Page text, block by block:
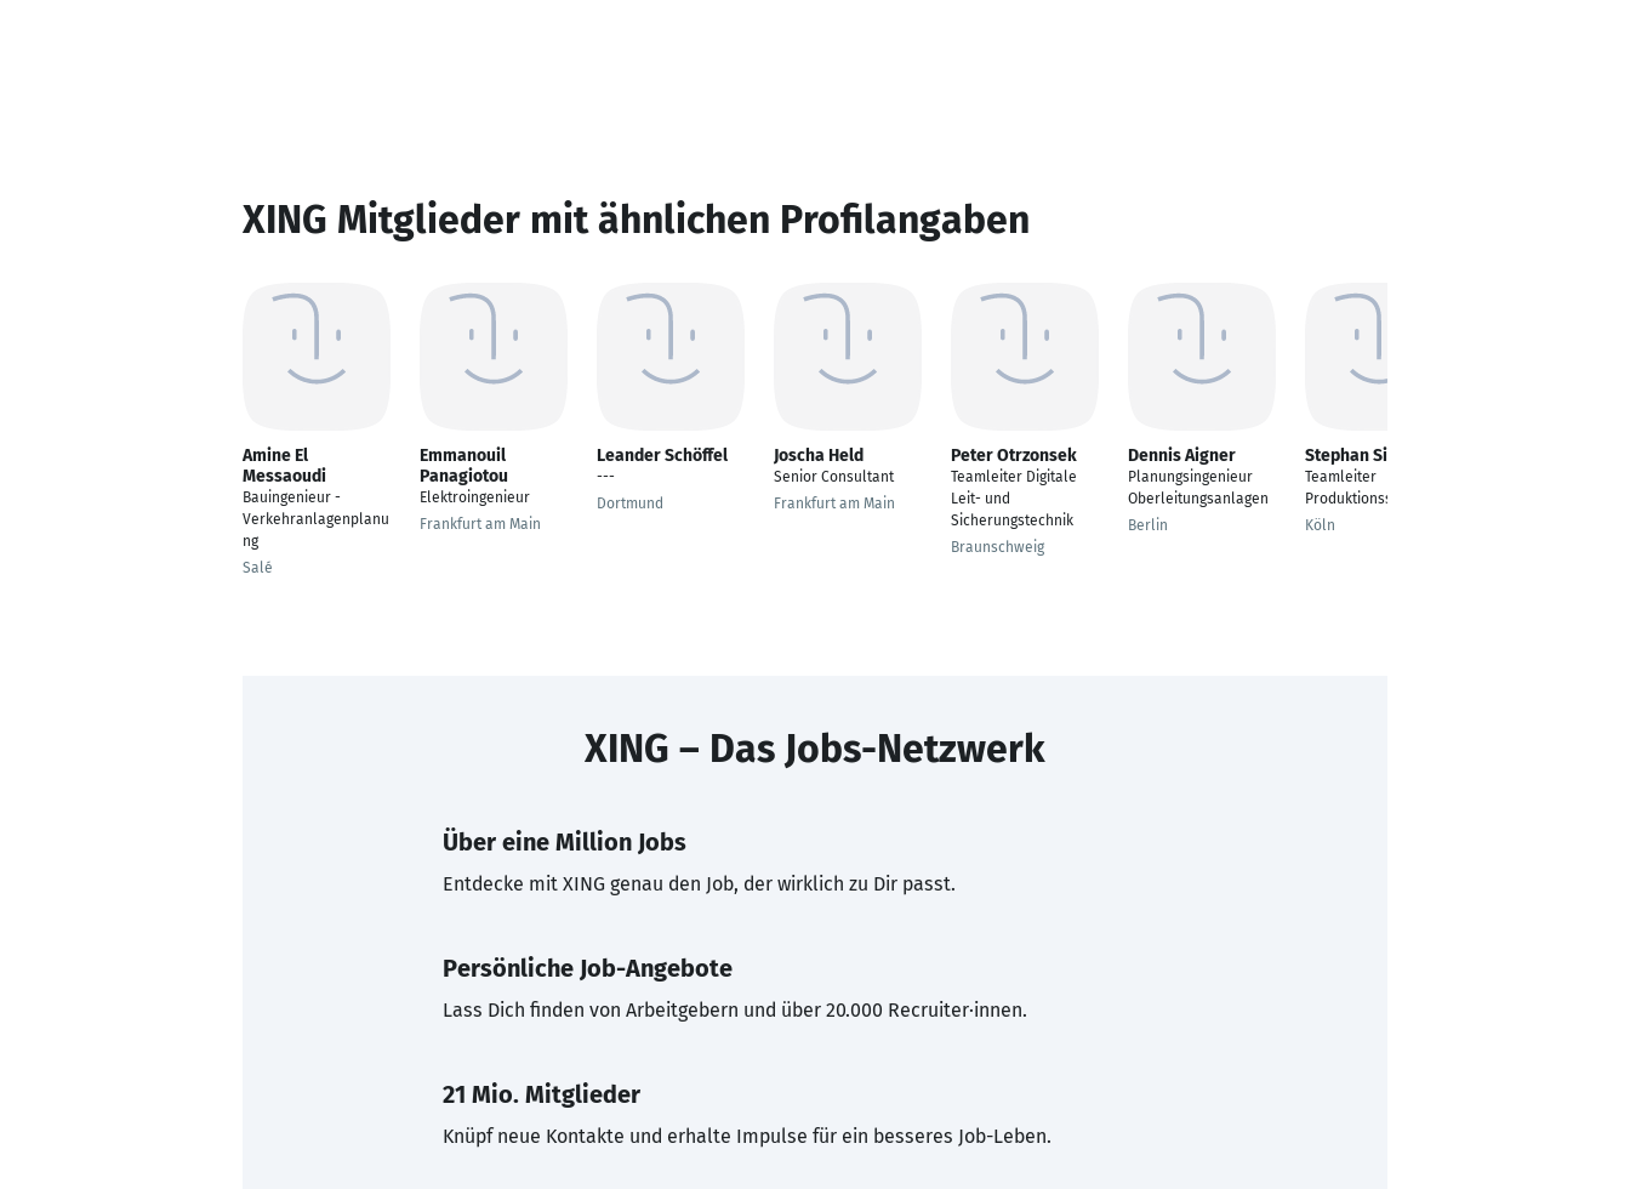
XING Mitglieder mit ähnlichen Profilangaben
Amine El
Messaoudi
Bauingenieur -
Verkehranlagenplanu
ng
Salé
Emmanouil
Panagiotou
Elektroingenieur
Frankfurt am Main
Leander Schöffel
---
Dortmund
Joscha Held
Senior Consultant
Frankfurt am Main
Peter Otrzonsek
Teamleiter Digitale
Leit- und
Sicherungstechnik
Braunschweig
Dennis Aigner
Planungsingenieur
Oberleitungsanlagen
Berlin
Stephan Siegert
Teamleiter
Produktionssteuerung
Köln
XING – Das Jobs-Netzwerk
Über eine Million Jobs
Entdecke mit XING genau den Job, der wirklich zu Dir passt.
Persönliche Job-Angebote
Lass Dich finden von Arbeitgebern und über 20.000 Recruiter·innen.
21 Mio. Mitglieder
Knüpf neue Kontakte und erhalte Impulse für ein besseres Job-Leben.